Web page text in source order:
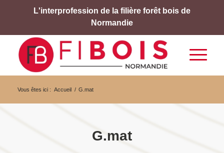
L'interprofession de la filière forêt bois de
Normandie
Vous êtes ici : Accueil / G.mat
G.mat